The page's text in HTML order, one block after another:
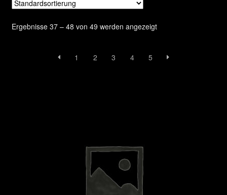
Ergebnisse 37 – 48 von 49 werden angezeigt
1 2 3 4 5